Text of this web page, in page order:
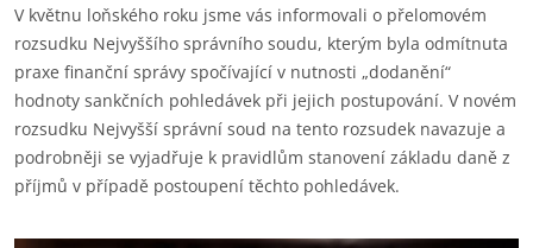
V květnu loňského roku jsme vás informovali o přelomovém
rozsudku Nejvyššího správního soudu, kterým byla odmítnuta
praxe finanční správy spočívající v nutnosti „dodanění“
hodnoty sankčních pohledávek při jejich postupování. V novém
rozsudku Nejvyšší správní soud na tento rozsudek navazuje a
podrobněji se vyjadřuje k pravidlům stanovení základu daně z
příjmů v případě postoupení těchto pohledávek.